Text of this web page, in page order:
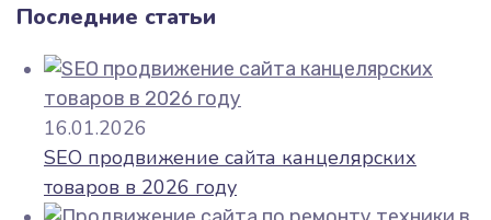
Последние статьи
16.01.2026
SEO продвижение сайта канцелярских
товаров в 2026 году